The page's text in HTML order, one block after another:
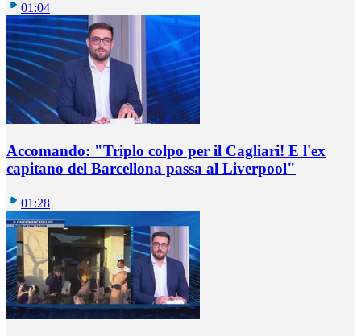
01:04
Accomando: "Triplo colpo per il Cagliari! E l'ex
capitano del Barcellona passa al Liverpool"
01:28